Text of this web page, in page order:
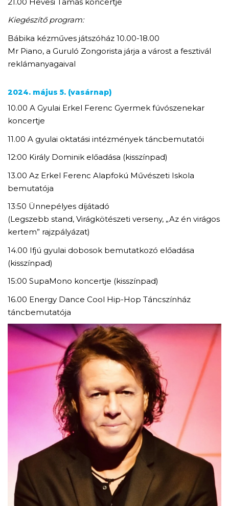
Kiegészítő program:
Bábika kézműves játszóház 10.00-18.00
Mr Piano, a Guruló Zongorista járja a várost a fesztivál
reklámanyagaival
2024. május 5. (vasárnap)
10.00 A Gyulai Erkel Ferenc Gyermek fúvószenekar
koncertje
11.00 A gyulai oktatási intézmények táncbemutatói
12:00 Király Dominik előadása (kisszínpad)
13.00 Az Erkel Ferenc Alapfokú Művészeti Iskola
bemutatója
13:50 Ünnepélyes díjátadó
(Legszebb stand, Virágkötészeti verseny, „Az én virágos
kertem” rajzpályázat)
14.00 Ifjú gyulai dobosok bemutatkozó előadása
(kisszínpad)
15:00 SupaMono koncertje (kisszínpad)
16.00 Energy Dance Cool Hip-Hop Táncszínház
táncbemutatója